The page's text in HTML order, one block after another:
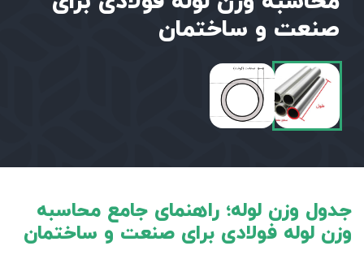
صنعت و ساختمان
جدول وزن لوله؛ راهنمای جامع محاسبه
وزن لوله فولادی برای صنعت و ساختمان